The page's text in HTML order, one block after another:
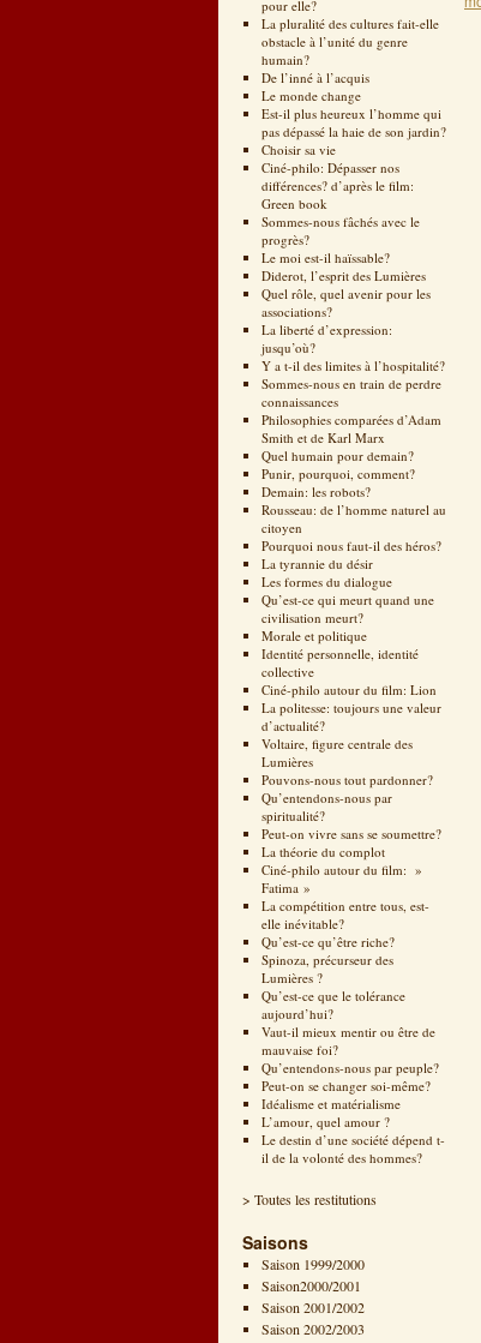
pour elle?
La pluralité des cultures fait-elle
obstacle à l’unité du genre
humain?
De l’inné à l’acquis
Le monde change
Est-il plus heureux l’homme qui
pas dépassé la haie de son jardin?
Choisir sa vie
Ciné-philo: Dépasser nos
différences? d’après le film:
Green book
Sommes-nous fâchés avec le
progrès?
Le moi est-il haïssable?
Diderot, l’esprit des Lumières
Quel rôle, quel avenir pour les
associations?
La liberté d’expression:
jusqu’où?
Y a t-il des limites à l’hospitalité?
Sommes-nous en train de perdre
connaissances
Philosophies comparées d’Adam
Smith et de Karl Marx
Quel humain pour demain?
Punir, pourquoi, comment?
Demain: les robots?
Rousseau: de l’homme naturel au
citoyen
Pourquoi nous faut-il des héros?
La tyrannie du désir
Les formes du dialogue
Qu’est-ce qui meurt quand une
civilisation meurt?
Morale et politique
Identité personnelle, identité
collective
Ciné-philo autour du film: Lion
La politesse: toujours une valeur
d’actualité?
Voltaire, figure centrale des
Lumières
Pouvons-nous tout pardonner?
Qu’entendons-nous par
spiritualité?
Peut-on vivre sans se soumettre?
La théorie du complot
Ciné-philo autour du film: »
Fatima »
La compétition entre tous, est-
elle inévitable?
Qu’est-ce qu’être riche?
Spinoza, précurseur des
Lumières ?
Qu’est-ce que le tolérance
aujourd’hui?
Vaut-il mieux mentir ou être de
mauvaise foi?
Qu’entendons-nous par peuple?
Peut-on se changer soi-même?
Idéalisme et matérialisme
L’amour, quel amour ?
Le destin d’une société dépend t-
il de la volonté des hommes?
> Toutes les restitutions
Saisons
Saison 1999/2000
Saison2000/2001
Saison 2001/2002
Saison 2002/2003